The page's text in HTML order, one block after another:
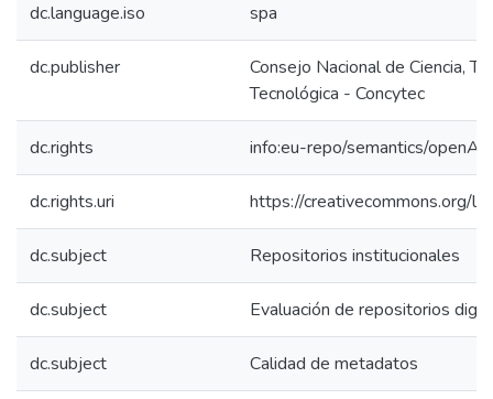
dc.language.iso spa
dc.publisher
Consejo Nacional de Ciencia,
Tecnológica - Concytec
dc.rights info:eu-repo/semantics/
dc.rights.uri https://creativecommons.org/
dc.subject Repositorios institucionales
dc.subject Evaluación de repositorios
dc.subject Calidad de metadatos